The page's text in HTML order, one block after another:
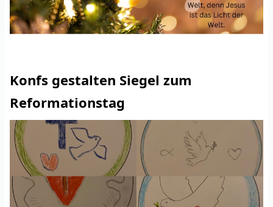
Konfs gestalten Siegel zum
Reformationstag